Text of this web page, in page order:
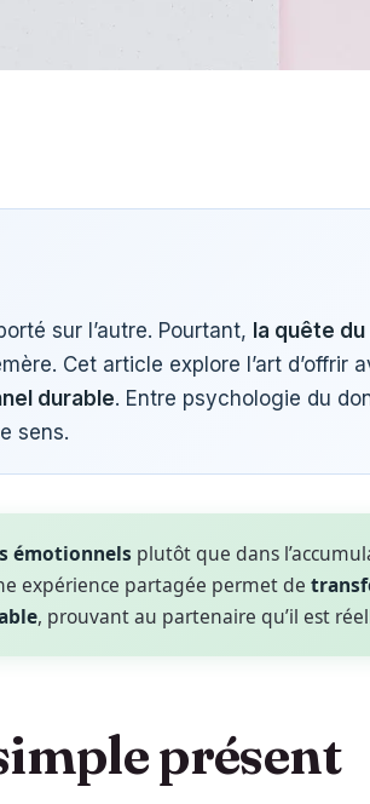
sur l’autre. Pourtant, la quête
Cet article explore l’art d’offrir
durable. Entre psychologie du
sens.
émotionnels plutôt que dans
expérience partagée permet de
, prouvant au partenaire qu’il est
présent